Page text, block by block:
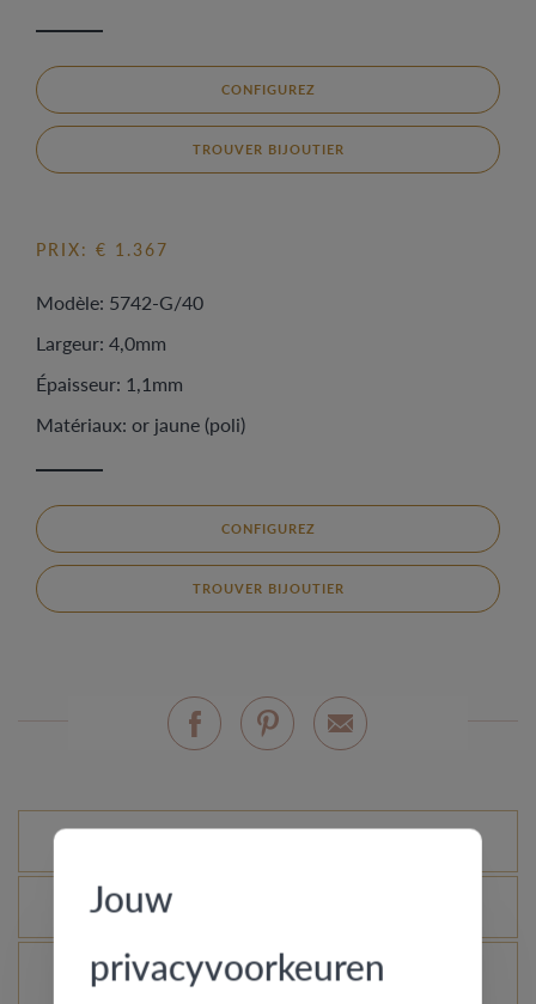
CONFIGUREZ
TROUVER BIJOUTIER
PRIX: € 1.367
Modèle: 5742-G/40
Largeur: 4,0mm
Épaisseur: 1,1mm
Matériaux: or jaune (poli)
CONFIGUREZ
TROUVER BIJOUTIER
Variantes standard
Qu’est-ce que le certificat d’authenticité ?
Comment votre bague en or peut-elle garder un
Jouw
privacyvoorkeuren